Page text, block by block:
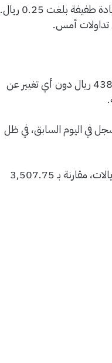
سجل عيار 24 نحو 501.25 ريال اليوم، مقابل 501.00 ريال أمس الجمعة، بزيادة طفيفة بلغت 0.25 ريال.
سجل عيار 21، الأكثر تداولًا في السوق السعودية، على استقراره عند مستوى 438.50 ريال دون أي تغيير عن
نفسه المسجل في اليوم السابق، في ظل
وعلى صعيد المنتجات الذهبية الأخرى، سجل الجنيه الذهب اليوم 3,508.00 ريالات، مقارنة بـ 3,507.75